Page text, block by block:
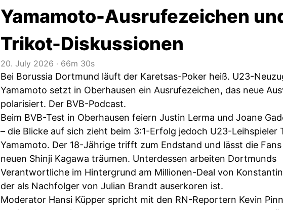
Yamamoto-Ausrufezeichen
Trikot-Diskussionen
20. July 2026 ‧ 66m 30s
Bei Borussia Dortmund läuft der Karetsas-Poker heiß. U23-
Yamamoto setzt in Oberhausen ein Ausrufezeichen, das neue
polarisiert. Der BVB-Podcast.
Beim BVB-Test in Oberhausen feiern Justin Lerma und Joane
– die Blicke auf sich zieht beim 3:1-Erfolg jedoch U23-Leihspieler
Yamamoto. Der 18-Jährige trifft zum Endstand und lässt die
neuen Shinji Kagawa träumen. Unterdessen arbeiten Dortmunds
Verantwortliche im Hintergrund am Millionen-Deal von
der als Nachfolger von Julian Brandt auserkoren ist.
Moderator Hansi Küpper spricht mit den RN-Reportern Kevin